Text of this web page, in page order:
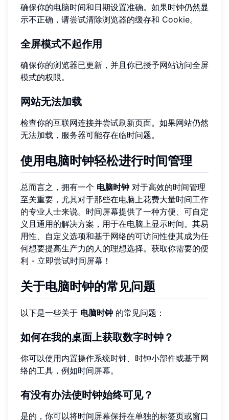
确保你的电脑时间和日期设置准确。如果时钟仍然显
示不正确，请尝试清除浏览器的缓存和 Cookie。
全屏模式不起作用
确保你的浏览器已更新，并且你已授予网站访问全屏
模式的权限。
网站无法加载
检查你的互联网连接并尝试刷新页面。如果网站仍然
无法加载，服务器可能存在临时问题。
使用电脑时钟轻松进行时间管理
总而言之，拥有一个 电脑时钟 对于高效的时间管理
至关重要，尤其对于那些在电脑上花费大量时间工作
的专业人士来说。时间屏幕提供了一种方便、可自定
义且通用的解决方案，用于在电脑上显示时间。其易
用性、自定义选项和基于网络的可访问性使其成为任
何想要提高生产力的人的理想选择。获取你需要的便
利 - 立即尝试时间屏幕 ！
关于电脑时钟的常见问题
以下是一些关于 电脑时钟 的常见问题：
如何在我的桌面上获取数字时钟？
你可以使用内置操作系统时钟、时钟小部件或基于网
络的工具，例如时间屏幕。
有没有办法使时钟始终可见？
是的，你可以将时间屏幕保持在单独的标签页或窗口